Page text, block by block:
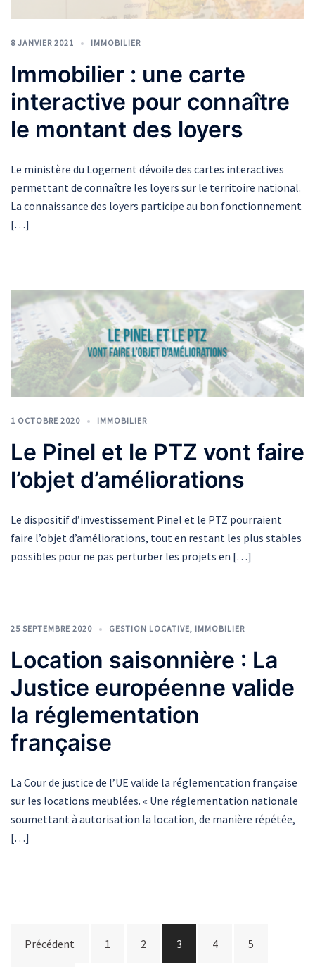
8 JANVIER 2021 IMMOBILIER
Immobilier : une carte
interactive pour connaître
le montant des loyers
Le ministère du Logement dévoile des cartes interactives
permettant de connaître les loyers sur le territoire national.
La connaissance des loyers participe au bon fonctionnement
[…]
1 OCTOBRE 2020 IMMOBILIER
Le Pinel et le PTZ vont faire
l’objet d’améliorations
Le dispositif d’investissement Pinel et le PTZ pourraient
faire l’objet d’améliorations, tout en restant les plus stables
possibles pour ne pas perturber les projets en […]
25 SEPTEMBRE 2020 GESTION LOCATIVE, IMMOBILIER
Location saisonnière : La
Justice européenne valide
la réglementation
française
La Cour de justice de l’UE valide la réglementation française
sur les locations meublées. « Une réglementation nationale
soumettant à autorisation la location, de manière répétée,
[…]
Précédent 1 2 3 4 5